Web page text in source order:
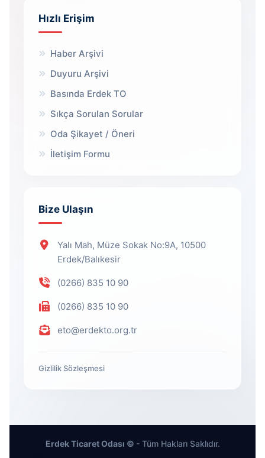
Hızlı Erişim
Haber Arşivi
Duyuru Arşivi
Basında Erdek TO
Sıkça Sorulan Sorular
Oda Şikayet / Öneri
İletişim Formu
Bize Ulaşın
Yalı Mah, Müze Sokak No:9A, 10500
Erdek/Balıkesir
(0266) 835 10 90
(0266) 835 10 90
eto@erdekto.org.tr
Gizlilik Sözleşmesi
Erdek Ticaret Odası © - Tüm Hakları Saklıdır.